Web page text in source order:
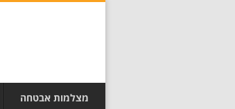
מצלמות אבטחה